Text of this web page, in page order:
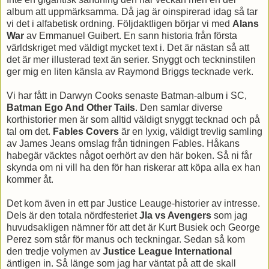
album att uppmärksamma. Då jag är oinspirerad idag så tar
vi det i alfabetisk ordning. Följdaktligen börjar vi med Alans
War av Emmanuel Guibert. En sann historia från första
världskriget med väldigt mycket text i. Det är nästan så att
det är mer illusterad text än serier. Snyggt och teckninstilen
ger mig en liten känsla av Raymond Briggs tecknade verk.
Vi har fått in Darwyn Cooks senaste Batman-album i SC,
Batman Ego And Other Tails. Den samlar diverse
korthistorier men är som alltid väldigt snyggt tecknad och på
tal om det. Fables Covers är en lyxig, väldigt trevlig samling
av James Jeans omslag från tidningen Fables. Håkans
habegär väcktes något oerhört av den här boken. Så ni får
skynda om ni vill ha den för han riskerar att köpa alla ex han
kommer åt.
Det kom även in ett par Justice Leauge-historier av intresse.
Dels är den totala nördfesterietJla vs Avengers som jag
huvudsakligen nämner för att det är Kurt Busiek och George
Perez som står för manus och teckningar. Sedan så kom
den tredje volymen av Justice League International
äntligen in. Så länge som jag har väntat på att de skall